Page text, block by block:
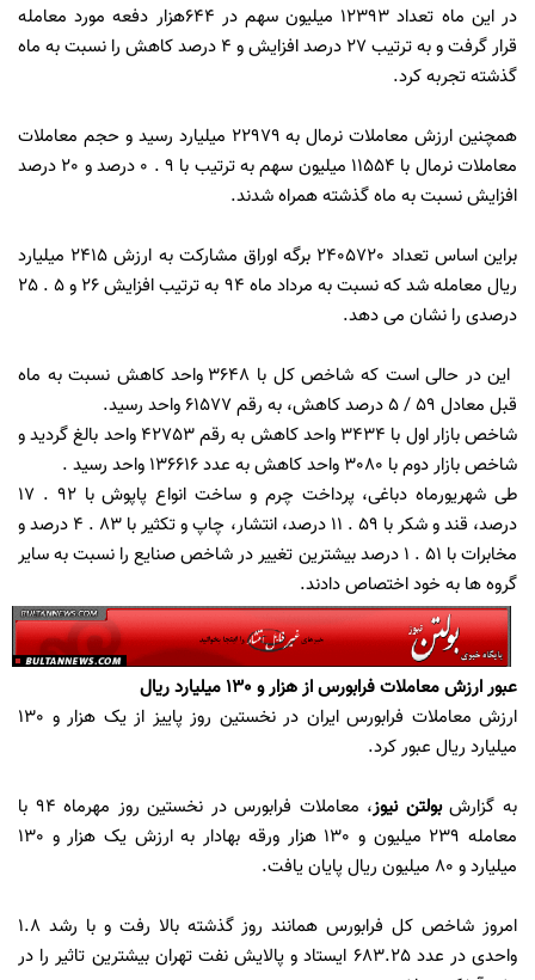
در این ماه تعداد 12393 میلیون سهم در 644هزار دفعه مورد معامله
قرار گرفت و به ترتیب 27 درصد افزایش و 4 درصد کاهش را نسبت به ماه
گذشته تجربه کرد.
همچنین ارزش معاملات نرمال به 22979 میلیارد رسید و حجم معاملات
معاملات نرمال با 11554 میلیون سهم به ترتیب با 9 . 0 درصد و 20 درصد
افزایش نسبت به ماه گذشته همراه شدند.
براین اساس تعداد 2405720 برگه اوراق مشارکت به ارزش 2415 میلیارد
ریال معامله شد که نسبت به مرداد ماه 94 به ترتیب افزایش 26 و 5 . 25
درصدی را نشان می دهد.
این در حالی است که شاخص کل با 3648 واحد کاهش نسبت به ماه
قبل معادل 59 / 5 درصد کاهش، به رقم 61577 واحد رسید.
شاخص بازار اول با 3434 واحد کاهش به رقم 42753 واحد بالغ گردید و
شاخص بازار دوم با 3080 واحد کاهش به عدد 136616 واحد رسید .
طی شهریورماه دباغی، پرداخت چرم و ساخت انواع پاپوش با 92 . 17
درصد، قند و شکر با 59 . 11 درصد، انتشار، چاپ و تکثیر با 83 . 4 درصد و
مخابرات با 51 . 1 درصد بیشترین تغییر در شاخص صنایع را نسبت به سایر
گروه ها به خود اختصاص دادند.
عبور ارزش معاملات فرابورس از هزار و 130 میلیارد ریال
ارزش معاملات فرابورس ایران در نخستین روز پاییز از یک هزار و 130
میلیارد ریال عبور کرد.
به گزارشبولتن نیوز
، معاملات فرابورس در نخستین روز مهرماه 94 با
معامله 239 میلیون و 130 هزار ورقه بهادار به ارزش یک هزار و 130
میلیارد و 80 میلیون ریال پایان یافت.
امروز شاخص کل فرابورس همانند روز گذشته بالا رفت و با رشد 1.8
واحدی در عدد 683.25 ایستاد و پالایش نفت تهران بیشترین تاثیر را در